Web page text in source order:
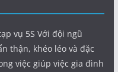
vụ 5S Với đội ngũ
thận, khéo léo và đặc
việc giúp việc gia đình